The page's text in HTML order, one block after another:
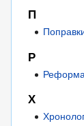
П
Р
Реформа
Х